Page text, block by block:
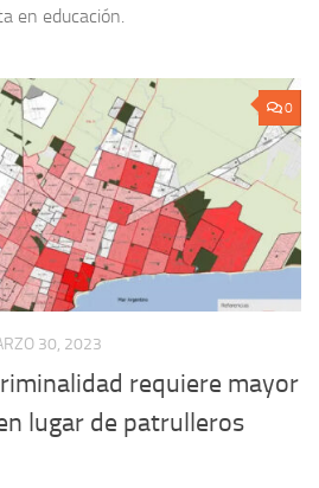
en educación.
0
30, 2023
requiere mayor
lugar de patrulleros